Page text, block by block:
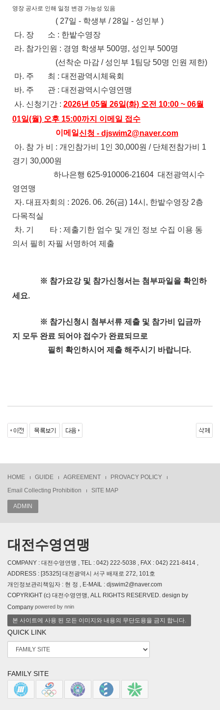
영장 공사로 인해 일정 변경 가능성 있음
( 27일 - 학생부 / 28일 - 성인부 )
다. 장 소 : 한밭수영장
라. 참가인원 : 경영 학생부 500명, 성인부 500명
(선착순 마감 / 성인부 1팀당 50명 인원 제한)
마. 주 최 : 대전광역시체육회
바. 주 관 : 대전광역시수영연맹
사. 신청기간 : 2026년 05월 26일(화) 오전 10:00 ~ 06월
01일(월) 오후 15:00까지 이메일 접수
이메일신청 - djswim2@naver.com
아. 참 가 비 : 개인참가비 1인 30,000원 / 단체전참가비 1
경기 30,000원
하나은행 625-910006-21604 대전광역시수
영연맹
자. 대표자회의 : 2026. 06. 26(금) 14시, 한밭수영장 2층
다목적실
차. 기 타 : 제출기한 엄수 및 개인 정보 수집 이용 동
의서 필히 자필 서명하여 제출
※ 참가요강 및 참가신청서는 첨부파일을 확인하
세요.
※ 참가신청시 첨부서류 제출 및 참가비 입금까
지 모두 완료 되어야 접수가 완료되므로
필히 확인하시어 제출 해주시기 바랍니다.
HOME GUIDE AGREEMENT
PROVACY POLICY
Email Collecting Prohibition
SITE MAP
ADMIN
대전수영연맹
COMPANY : 대전수영연맹 , TEL : 042) 222-5038 , FAX : 042) 221-8414 ,
ADDRESS : [35325] 대전광역시 서구 배재로 272, 101호
개인정보관리책임자 : 현 정 , E-MAIL : djswim2@naver.com
COPYRIGHT (c) 대전수영연맹, ALL RIGHTS RESERVED. design by
Company powered by nnin
본 사이트에 사용 된 모든 이미지와 내용의 무단도용을 금지 합니다.
QUICK LINK
FAMILY SITE